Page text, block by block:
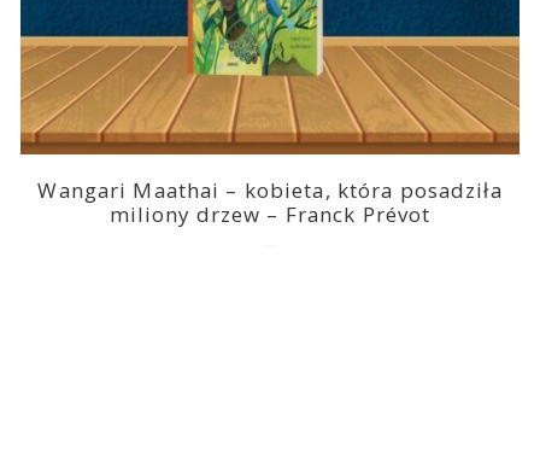
Wangari Maathai – kobieta, która posadziła
miliony drzew – Franck Prévot